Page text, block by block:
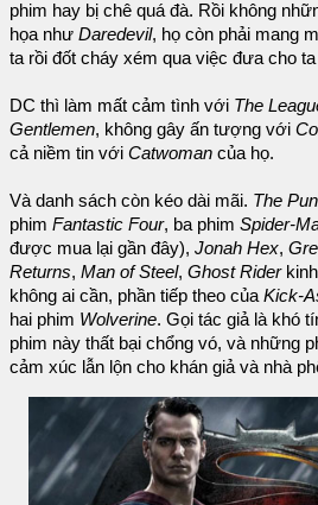
phim hay bị chê quá đà. Rồi không
họa như Daredevil, họ còn phải mang
ta rồi đốt cháy xém qua việc đưa cho ta
DC thì làm mất cảm tình với The
Gentlemen, không gây ấn tượng với
cả niềm tin với Catwoman của họ.
Và danh sách còn kéo dài mãi. The
phim Fantastic Four, ba phim Spider-
được mua lại gần đây), Jonah Hex,
Returns, Man of Steel, Ghost Riderkinh
không ai cần, phần tiếp theo củaKick-
hai phim Wolverine. Gọi tác giả là khó
phim này thất bại chổng vó, và những
cảm xúc lẫn lộn cho khán giả và nhà